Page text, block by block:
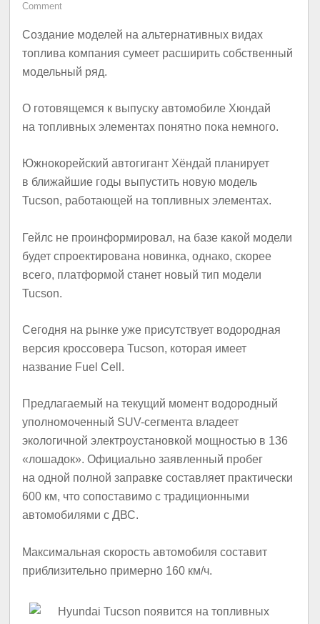
Comment
Создание моделей на альтернативных видах
топлива компания сумеет расширить собственный
модельный ряд.
О готовящемся к выпуску автомобиле Хюндай
на топливных элементах понятно пока немного.
Южнокорейский автогигант Хёндай планирует
в ближайшие годы выпустить новую модель
Tucson, работающей на топливных элементах.
Гейлс не проинформировал, на базе какой модели
будет спроектирована новинка, однако, скорее
всего, платформой станет новый тип модели
Tucson.
Сегодня на рынке уже присутствует водородная
версия кроссовера Tucson, которая имеет
название Fuel Cell.
Предлагаемый на текущий момент водородный
уполномоченный SUV-сегмента владеет
экологичной электроустановкой мощностью в 136
«лошадок». Официально заявленный пробег
на одной полной заправке составляет практически
600 км, что сопоставимо с традиционными
автомобилями с ДВС.
Максимальная скорость автомобиля составит
приблизительно примерно 160 км/ч.